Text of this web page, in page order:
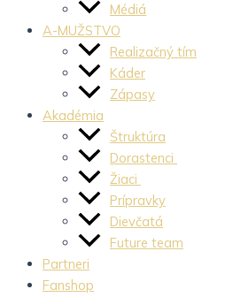
Médiá
A-MUŽSTVO
Realizačný tím
Káder
Zápasy
Akadémia
Štruktúra
Dorastenci
Žiaci
Prípravky
Dievčatá
Future team
Partneri
Fanshop